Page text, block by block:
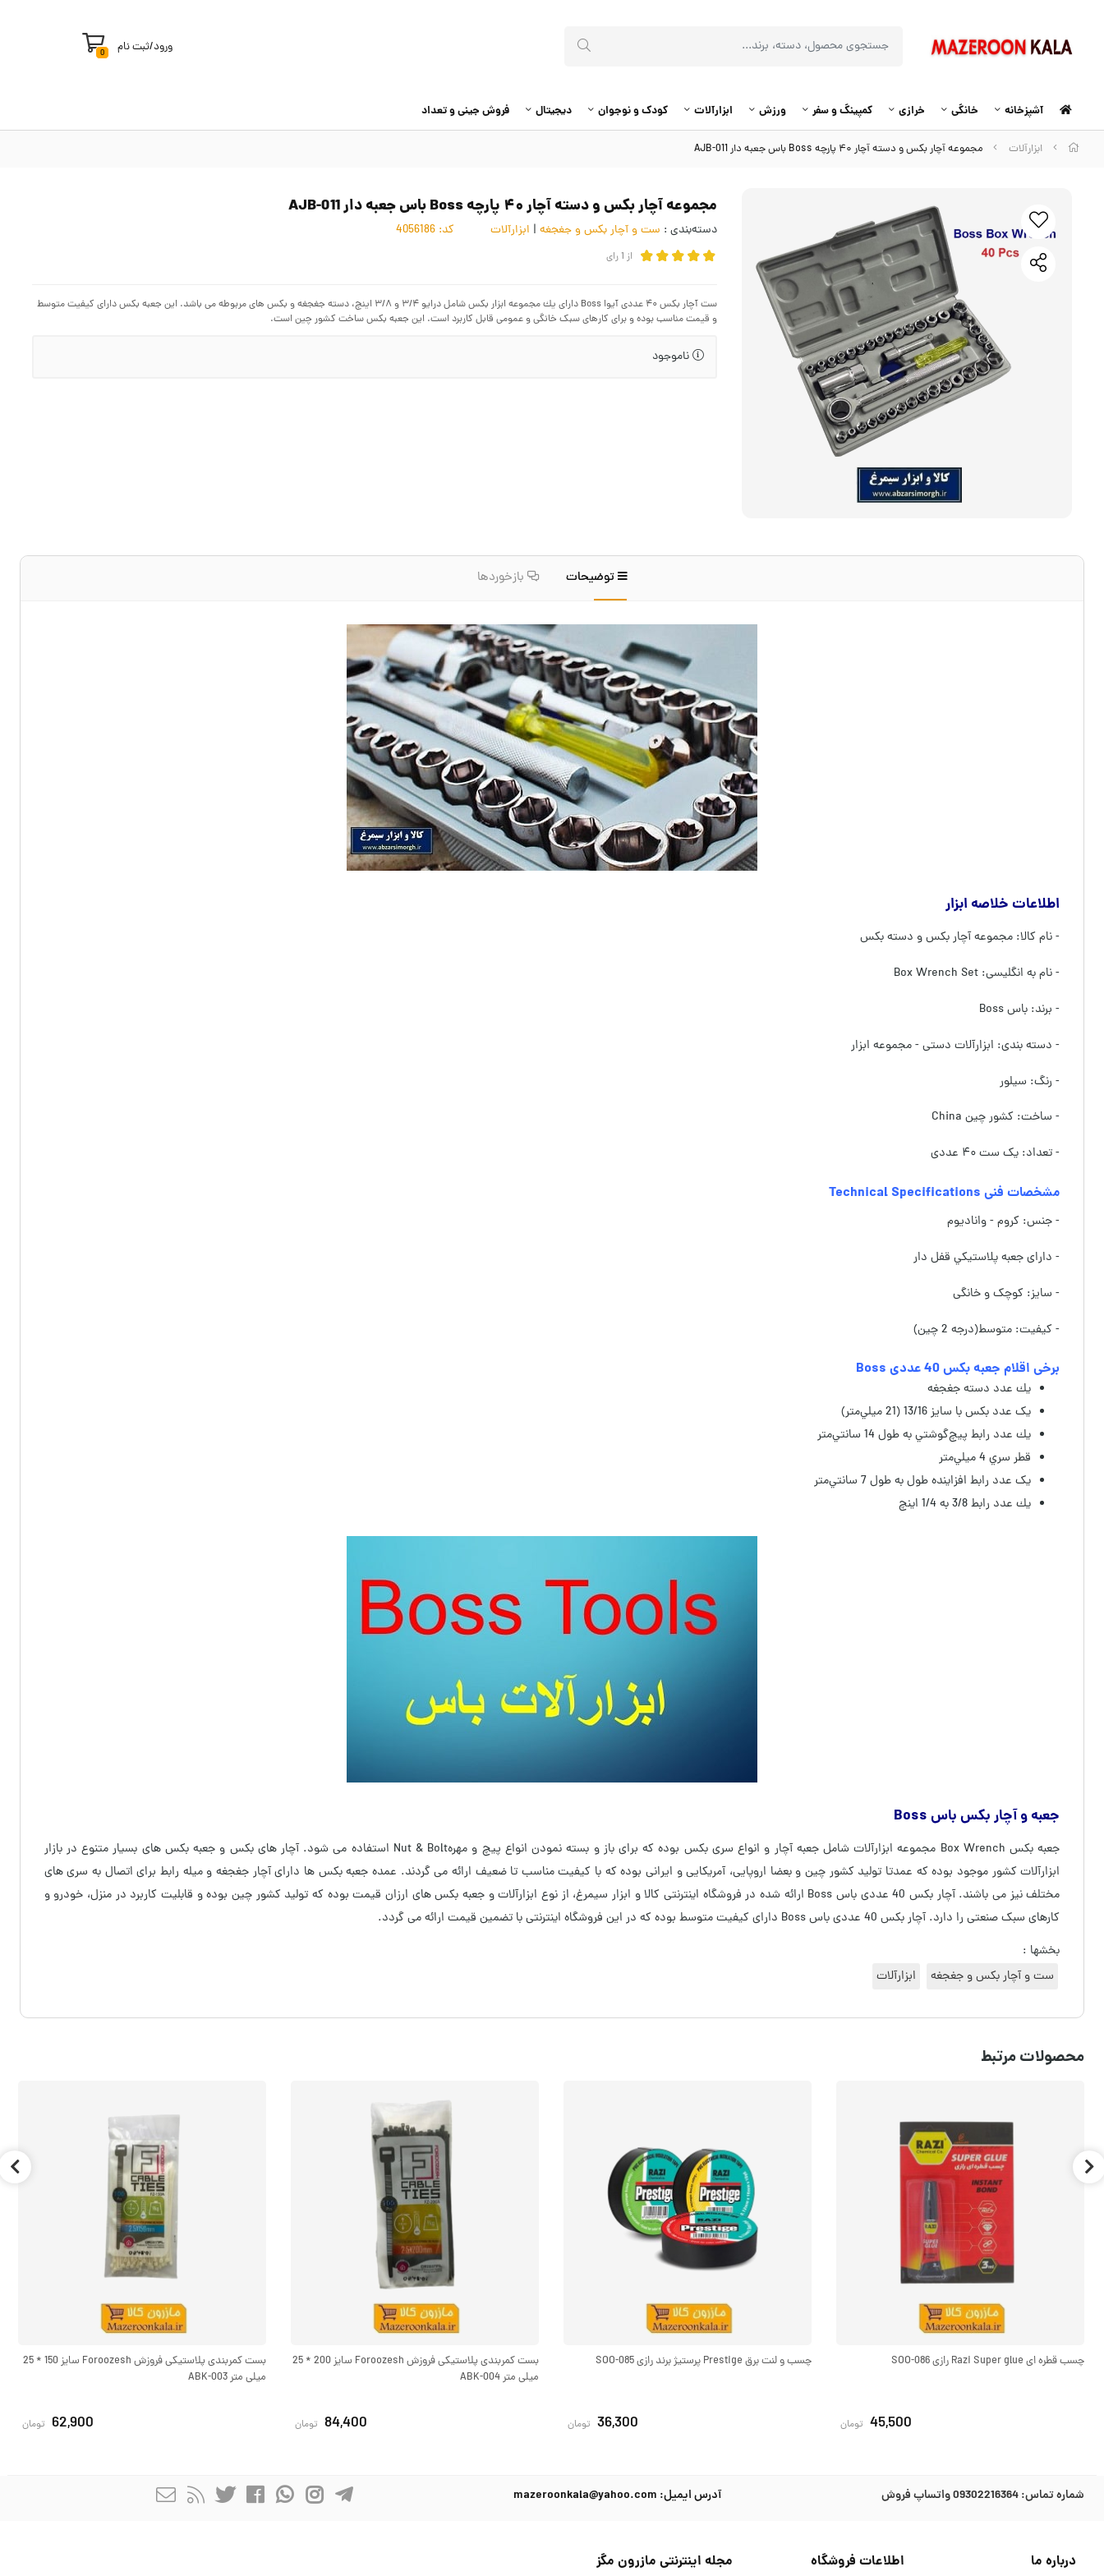
ورود/ثبت نام 0
آشپزخانه خانگی خرازی کمپینگ و سفر ورزش ابزارآلات کودک و نوجوان دیجیتال فروش جینی و تعداد
ابزارآلات مجموعه آچار بکس و دسته آچار ۴۰ پارچه Boss باس جعبه دار AJB-011
مجموعه آچار بکس و دسته آچار ۴۰ پارچه Boss باس جعبه دار AJB-011
دسته‌بندی : ست و آچار بکس و جغجغه | ابزارآلات کد:
از 1رای
ست آچار بکس ۴۰ عددی آیوا Boss دارای يك مجموعه ابزار بکس شامل درایو ۳/۴ و ۳/۸ اینچ، دسته جغجغه و بکس های مربوطه می باشد. این جعبه بکس دارای کیفیت متوسط
و قیمت مناسب بوده و برای کارهای سبک خانگی و عمومی قابل کاربرد است. این جعبه بکس ساخت کشور چین است.
ناموجود
توضیحات بازخوردها
اطلاعات خلاصه ابزار
- نام کالا: مجموعه آچار بکس و دسته بکس
- نام به انگلیسی: Box Wrench Set
- برند: باس Boss
- دسته بندی: ابزارآلات دستی - مجموعه ابزار
- رنگ: سیلور
- ساخت: کشور چین China
- تعداد: یک ست ۴۰ عددی
مشخصات فنی Technical Specifications
- جنس: کروم - وانادیوم
- دارای جعبه پلاستيكي قفل دار
- سایز: کوچک و خانگی
- کیفیت: متوسط(درجه 2 چین)
برخی اقلام جعبه بکس 40 عددی Boss
يك عدد دسته جغجغه
يک عدد بكس با سايز 13/16 (21 ميلي‌متر)
يك عدد رابط پيچ‌گوشتي به طول 14 سانتي‌متر
قطر سري 4 ميلي‌متر
يک عدد رابط افزاينده طول به طول 7 سانتي‌متر
يك عدد رابط 3/8 به 1/4 اينچ
جعبه و آچار بکس باس Boss
جعبه بکس Box Wrench مجموعه ابزارآلات شامل جعبه آچار و انواع سری بکس بوده که برای باز و بسته نمودن انواع پیچ و مهرهNut & Bolt استفاده می شود.
آچار های بکس و جعبه بکس های بسیار متنوع در بازار
ابزارآلات کشور موجود بوده که عمدتا تولید کشور چین و بعضا اروپایی، آمریکایی و ایرانی بوده که با کیفیت مناسب تا ضعیف ارائه می گردند. عمده جعبه بکس ها دارای آچار جغجغه و میله رابط برای اتصال به سری های
مختلف نیز می باشند. آچار بکس 40 عددی باس Boss
ارائه شده در فروشگاه اینترنتی کالا و ابزار سیمرغ، از نوع ابزارآلات و جعبه بکس های ارزان قیمت بوده که تولید کشور چین بوده و قابلیت کاربرد در منزل، خودرو و
کارهای سبک صنعتی را دارد. آچار بکس 40 عددی باس Boss دارای کیفیت متوسط بوده که در این فروشگاه اینترنتی با تضمین قیمت ارائه می گردد.
بخشها :
ست و آچار بکس و جغجغه
ابزارآلات
محصولات مرتبط
چسب قطره ای Razi Super glue رازی SOO-086
45,500 تومان
چسب و لنت برق Prestige پرستیژ برند رازی SOO-085
36,300 تومان
بست کمربندی پلاستیکی فروزش Foroozesh سایز 200 * 25
میلی متر ABK-004
84,400 تومان
بست کمربندی پلاستیکی فروزش Foroozesh سایز 150 * 25
میلی متر ABK-003
62,900 تومان
شماره تماس:09302216364 واتساپ فروش آدرس ایمیل: mazeroonkala@yahoo.com
درباره ما اطلاعات فروشگاه مجله اینترنتی مازرون مگز